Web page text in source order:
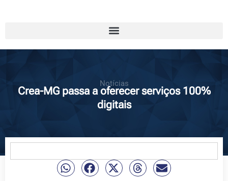
Notícias
Crea-MG passa a oferecer serviços 100%
digitais